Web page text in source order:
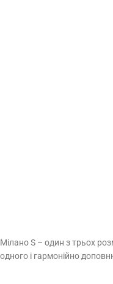
Мілано S – один з трьох
одного і гармонійно